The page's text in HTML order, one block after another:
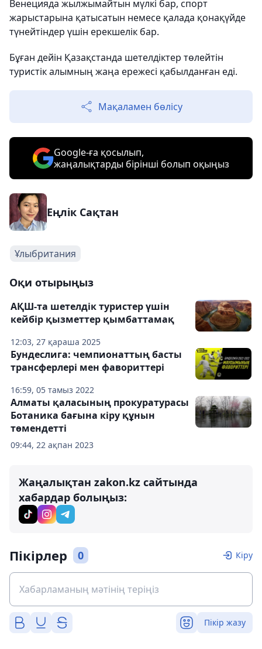
Венецияда жылжымайтын мүлкі бар, спорт
жарыстарына қатысатын немесе қалада қонақүйде
түнейтіндер үшін ерекшелік бар.
Бұған дейін Қазақстанда шетелдіктер төлейтін
туристік алымның жаңа ережесі қабылданған еді.
Мақаламен бөлісу
Google-ға қосылып,
жаңалықтарды бірінші болып оқыңыз
Еңлік Сақтан
Ұлыбритания
Оқи отырыңыз
12:03, 27 қараша 2025
АҚШ-та шетелдік туристер үшін
кейбір қызметтер қымбаттамақ
16:59, 05 тамыз 2022
Бундеслига: чемпионаттың басты
трансферлері мен фавориттері
09:44, 22 ақпан 2023
Алматы қаласының прокуратурасы
Ботаника бағына кіру құнын
төмендетті
Жаңалықтан zakon.kz сайтында
хабардар болыңыз:
Пікірлер 0 Кіру
Пікір жазу